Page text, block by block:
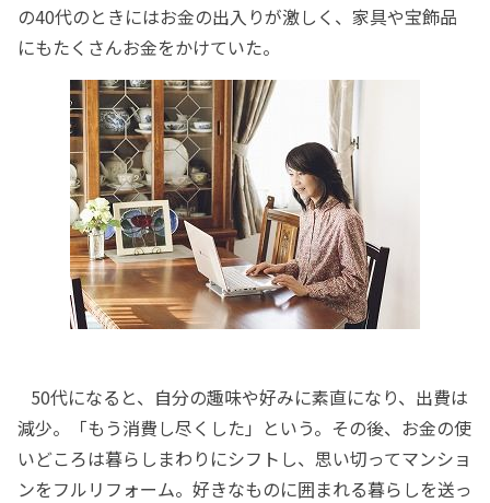
の40代のときにはお金の出入りが激しく、家具や宝飾品
にもたくさんお金をかけていた。
50代になると、自分の趣味や好みに素直になり、出費は
減少。「もう消費し尽くした」という。その後、お金の使
いどころは暮らしまわりにシフトし、思い切ってマンショ
ンをフルリフォーム。好きなものに囲まれる暮らしを送っ